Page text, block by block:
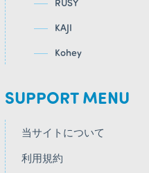
KAJI
Kohey
SUPPORT MENU
当サイトについて
利用規約